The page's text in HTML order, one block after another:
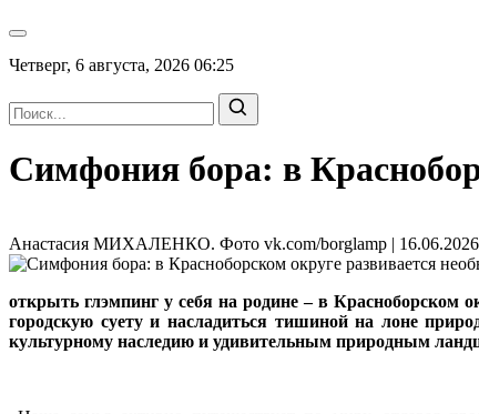
Четверг, 6 августа, 2026 06:25
Симфония бора: в
Анастасия МИХАЛЕНКО. Фото vk.com/borglamp | 16.06.2026
открыть глэмпинг у себя на родине – в Красноборском
городскую суету и насладиться тишиной на лоне
культурному наследию и удивительным природным